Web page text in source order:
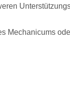
Mechanicums